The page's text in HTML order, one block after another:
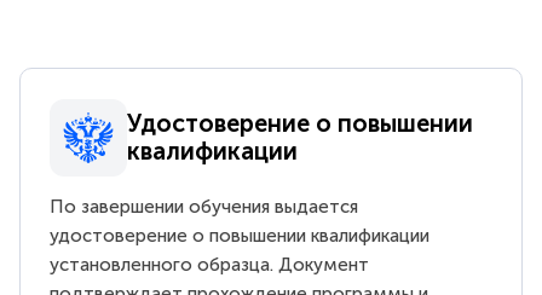
Удостоверение о повышении
квалификации
По завершении обучения выдается
удостоверение о повышении квалификации
установленного образца. Документ